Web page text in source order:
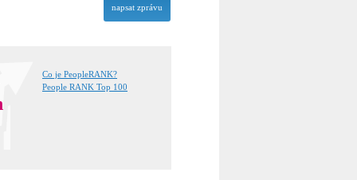
napsat zprávu
Co je PeopleRANK?
People RANK Top 100